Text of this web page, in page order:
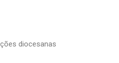
diocesanas